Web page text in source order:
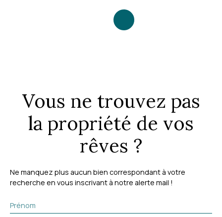
Vous ne trouvez pas
la propriété de vos
rêves ?
Ne manquez plus aucun bien correspondant à votre
recherche en vous inscrivant à notre alerte mail !
Prénom